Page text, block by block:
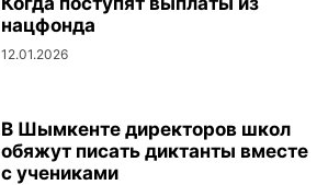
нацфонда
12.01.2026
В Шымкенте директоров школ
обяжут писать диктанты вместе
с учениками